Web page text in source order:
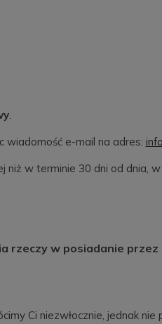
.
wiadomość e-mail na adres:
niż w terminie 30 dni od dnia,
rzeczy w posiadanie przez
Ci niezwłocznie, jednak